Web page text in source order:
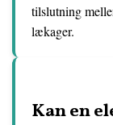
tilslutning
lækager.
Kan en